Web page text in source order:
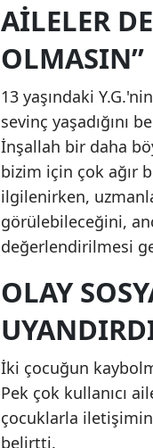
AILELER
OLMASIN”
13 yaşındaki
sevinç yaşadığını
İnşallah bir daha
bizim için çok ağır
ilgilenirken,
görülebileceğini,
değerlendirilmesi
OLAY
İki çocuğun
Pek çok kullanıcı
çocuklarla
belirtti.